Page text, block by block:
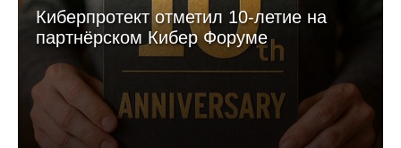
Киберпротект отметил 10-летие на
партнёрском Кибер Форуме